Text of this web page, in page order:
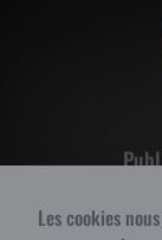
Les cookies